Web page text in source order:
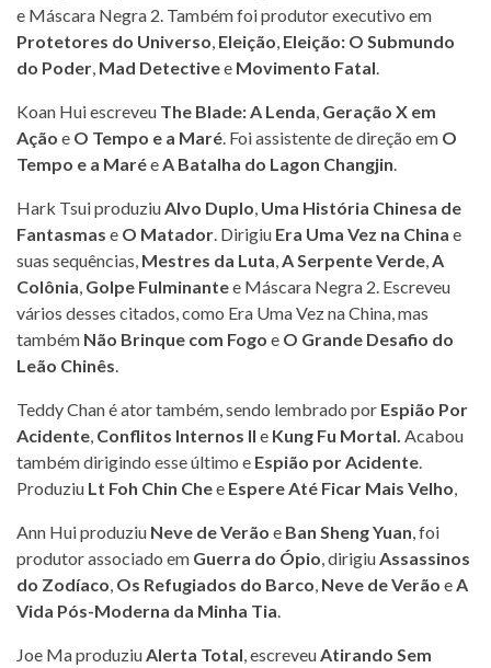
e Máscara Negra 2. Também foi produtor executivo em
Protetores do Universo Eleição Eleição: O Submundo
do Poder Mad Detectivee Movimento Fatal
Koan Hui escreveu The Blade: A Lenda Geração X em
Ação e O Tempo e a Maré . Foi assistente de direção em O
Tempo e a Marée A Batalha do Lagon Changjin
Hark Tsui produziu Alvo Duplo Uma História Chinesa de
Fantasmas e O Matador . Dirigiu Era Uma Vez na China e
suas sequências, Mestres da Luta A Serpente Verde A
Colônia Golpe Fulminantee Máscara Negra 2. Escreveu
vários desses citados, como Era Uma Vez na China, mas
também Não Brinque com Fogo e O Grande Desafio do
Leão Chinês
Teddy Chan é ator também, sendo lembrado por Espião Por
Acidente Conflitos Internos II e Kung Fu Mortal. Acabou
também dirigindo esse último e Espião por Acidente
Produziu Lt Foh Chin Chee Espere Até Ficar Mais Velho
Ann Hui produziu Neve de Verão e Ban Sheng Yuan , foi
produtor associado em Guerra do Ópio , dirigiu Assassinos
do Zodíaco Os Refugiados do Barco Neve de Verão e A
Vida Pós-Moderna da Minha Tia
Joe Ma produziu Alerta Total , escreveu Atirando Sem